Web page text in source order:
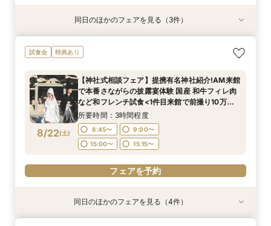
特典あり
8/21(金)
＜オリジナルウェディング＞2万坪の庭園満喫×
会場見学×国産和牛フィレ肉など豪華試食付＊貸
所要時間：3時間程度
12:00〜
13:00〜
14:00〜
15:00〜
フェアを予約
特典あり
8/21(金)
＜平日限定＞挙式スタイル相談OK！約2万坪の自
然が広がる西の丸庭園＆会場見学＊ゆっくり相談
チコース
所要時間：3時間程度
12:00〜
13:00〜
14:00〜
15:00〜
フェアを予約
特典あり
8/21(金)
【20名〜ご婚礼がお得】平日限定★ガーデン
チャペル&貸切迎賓館ALL見学会×おもてなしを
会
所要時間：3時間程度
12:00〜
13:00〜
14:00〜
15:00〜
フェアを予約
同日のほかのフェアを見る（3件）
試食会 特典あり
8/22(土)
【神社式相談フェア】提携有名神社紹介!AM来館
で本番さながらの披露宴体験 国産 和牛フィレ肉
など和フレンチ試食<1件目来館で前撮り10万円
分特典>
所要時間：3時間程度
8:45〜
9:00〜
15:00〜
15:15〜
フェアを予約
特典あり
特典あり
特典あり
特典あり同日のほかのフェアを見る（4件）